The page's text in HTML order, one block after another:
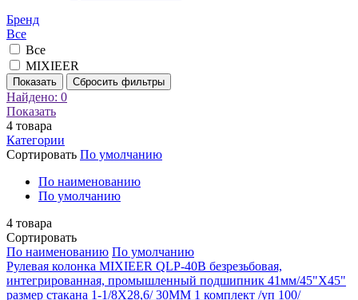
Бренд
Все
Все
MIXIEER
Показать Сбросить фильтры
Найдено: 0
Показать
4 товара
Категории
Сортировать По умолчанию
По наименованию
По умолчанию
4 товара
Сортировать
По наименованию По умолчанию
Рулевая колонка MIXIEER QLP-40B безрезьбовая,
интегрированная, промышленный подшипник 41мм/45"X45"
размер стакана 1-1/8X28,6/ 30MM 1 комплект /уп 100/